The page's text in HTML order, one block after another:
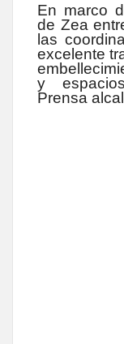
En marco
de Zea
las
excelente
y
Prensa